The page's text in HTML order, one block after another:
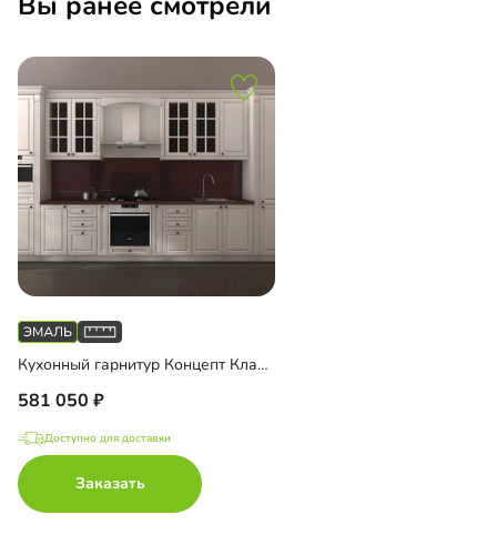
Кухонный гарнитур Концепт Классика
581 050
Доступно для доставки
Заказать